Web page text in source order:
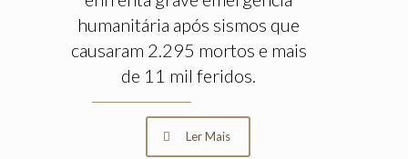
humanitária após sismos que
causaram 2.295 mortos e mais
de 11 mil feridos.
Ler Mais